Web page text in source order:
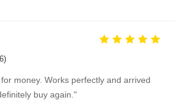
money. Works perfectly and arrived
buy again."